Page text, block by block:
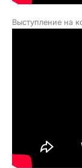
Выступление на